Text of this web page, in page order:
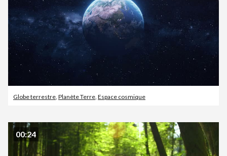
Globe terrestre Planète Terre Espace cosmique
00:24